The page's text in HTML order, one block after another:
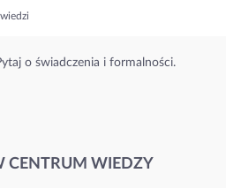
o świadczenia i formalności.
CENTRUM WIEDZY